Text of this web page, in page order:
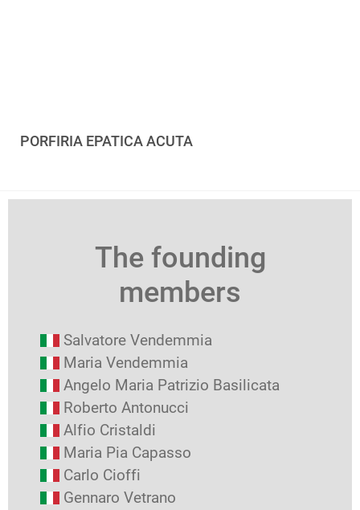
PORFIRIA EPATICA ACUTA
The founding
members
Salvatore Vendemmia
Maria Vendemmia
Angelo Maria Patrizio Basilicata
Roberto Antonucci
Alfio Cristaldi
Maria Pia Capasso
Carlo Cioffi
Gennaro Vetrano